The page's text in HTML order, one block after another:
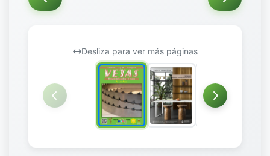
Desliza para ver más páginas